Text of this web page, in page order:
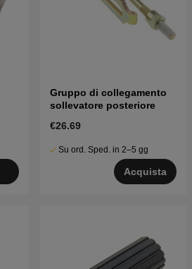
Gruppo di collegamento
sollevatore posteriore
€26.69
Su ord. Sped. in 2–5 gg
Acquista